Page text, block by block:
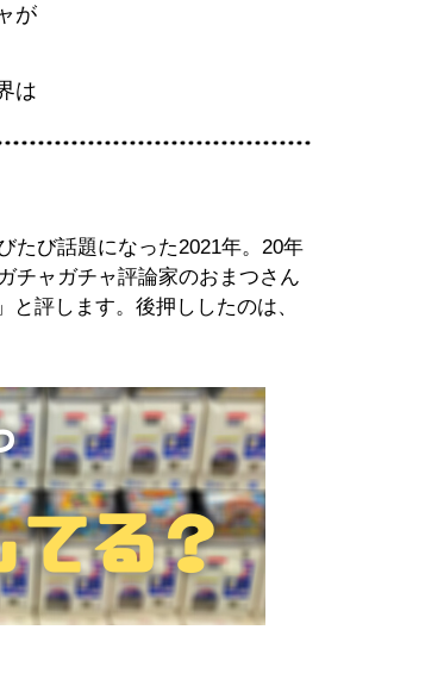
が
は
たび話題になった2021年。20年
チャガチャ評論家のおまつさん
評します。後押ししたのは、